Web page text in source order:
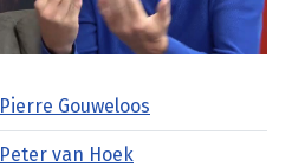
Pierre Gouweloos
Peter van Hoek